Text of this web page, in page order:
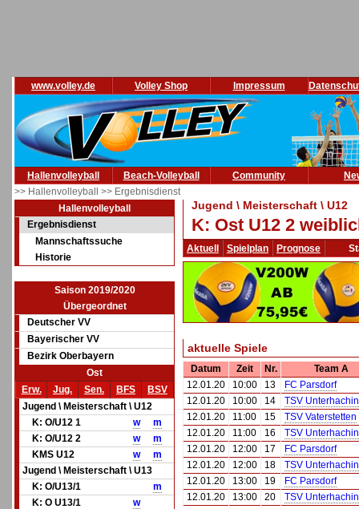
www.volley.de Volley Shop Impressum
Hallenvolleyball Beach-Volleyball Community
>> Hallenvolleyball >> Ergebnisdienst
Hallenvolleyball
Ergebnisdienst
Mannschaftssuche
Historie
Saison 2019/2020
Übergeordnet
Deutscher VV
Bayerischer VV
Bezirk Oberbayern
Ost
Erw.
Jug. Sen. BFS
BSV
Jugend \ Meisterschaft \ U12
K: O/U12 1
w
m
K: O/U12 2
w
m
KMS U12
w
m
Jugend \ Meisterschaft \ U13
K: O/U13/1
m
K: O U13/1
w
Jugend \ Meisterschaft \ U12
K: Ost U12 2
Aktuell Spielplan Prognose
aktuelle Spiele
Datum Zeit Nr.
Team A
12.01.20
10:00 13
FC Parsdorf
12.01.20
10:00 14
TSV
12.01.20
11:00 15
TSV Vaterstetten
12.01.20
11:00 16
TSV
12.01.20
12:00 17
FC Parsdorf
12.01.20
12:00 18
TSV
12.01.20
13:00 19
FC Parsdorf
12.01.20
13:00 20 TSV